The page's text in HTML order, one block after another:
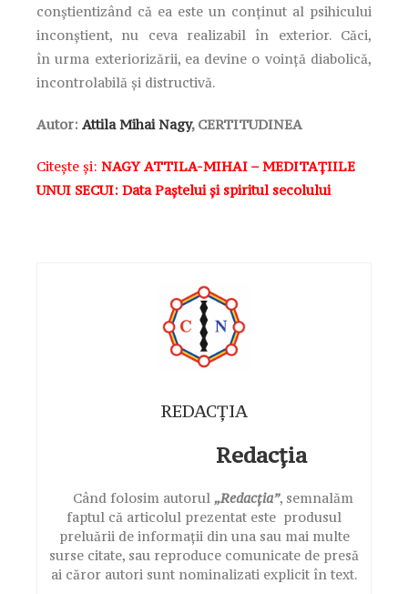
conștientizând că ea este un conținut al psihicului
inconștient, nu ceva realizabil în exterior. Căci,
în urma exteriorizării, ea devine o voință diabolică,
incontrolabilă și distructivă.
Autor: Attila Mihai Nagy, CERTITUDINEA
Citește și: NAGY ATTILA-MIHAI – MEDITAȚIILE
UNUI SECUI: Data Paștelui și spiritul secolului
REDACȚIA
Redacția
Când folosim autorul „Redacția”, semnalăm
faptul că articolul prezentat este produsul
preluării de informații din una sau mai multe
surse citate, sau reproduce comunicate de presă
ai căror autori sunt nominalizati explicit în text.